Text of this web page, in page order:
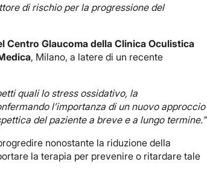
di rischio per la progressione del
Centro Glaucoma della Clinica Oculistica
, Milano, a latere di un recente
quali lo stress ossidativo, la
l’importanza di un nuovo approccio
del paziente a breve e a lungo termine.”
nonostante la riduzione della
la terapia per prevenire o ritardare tale